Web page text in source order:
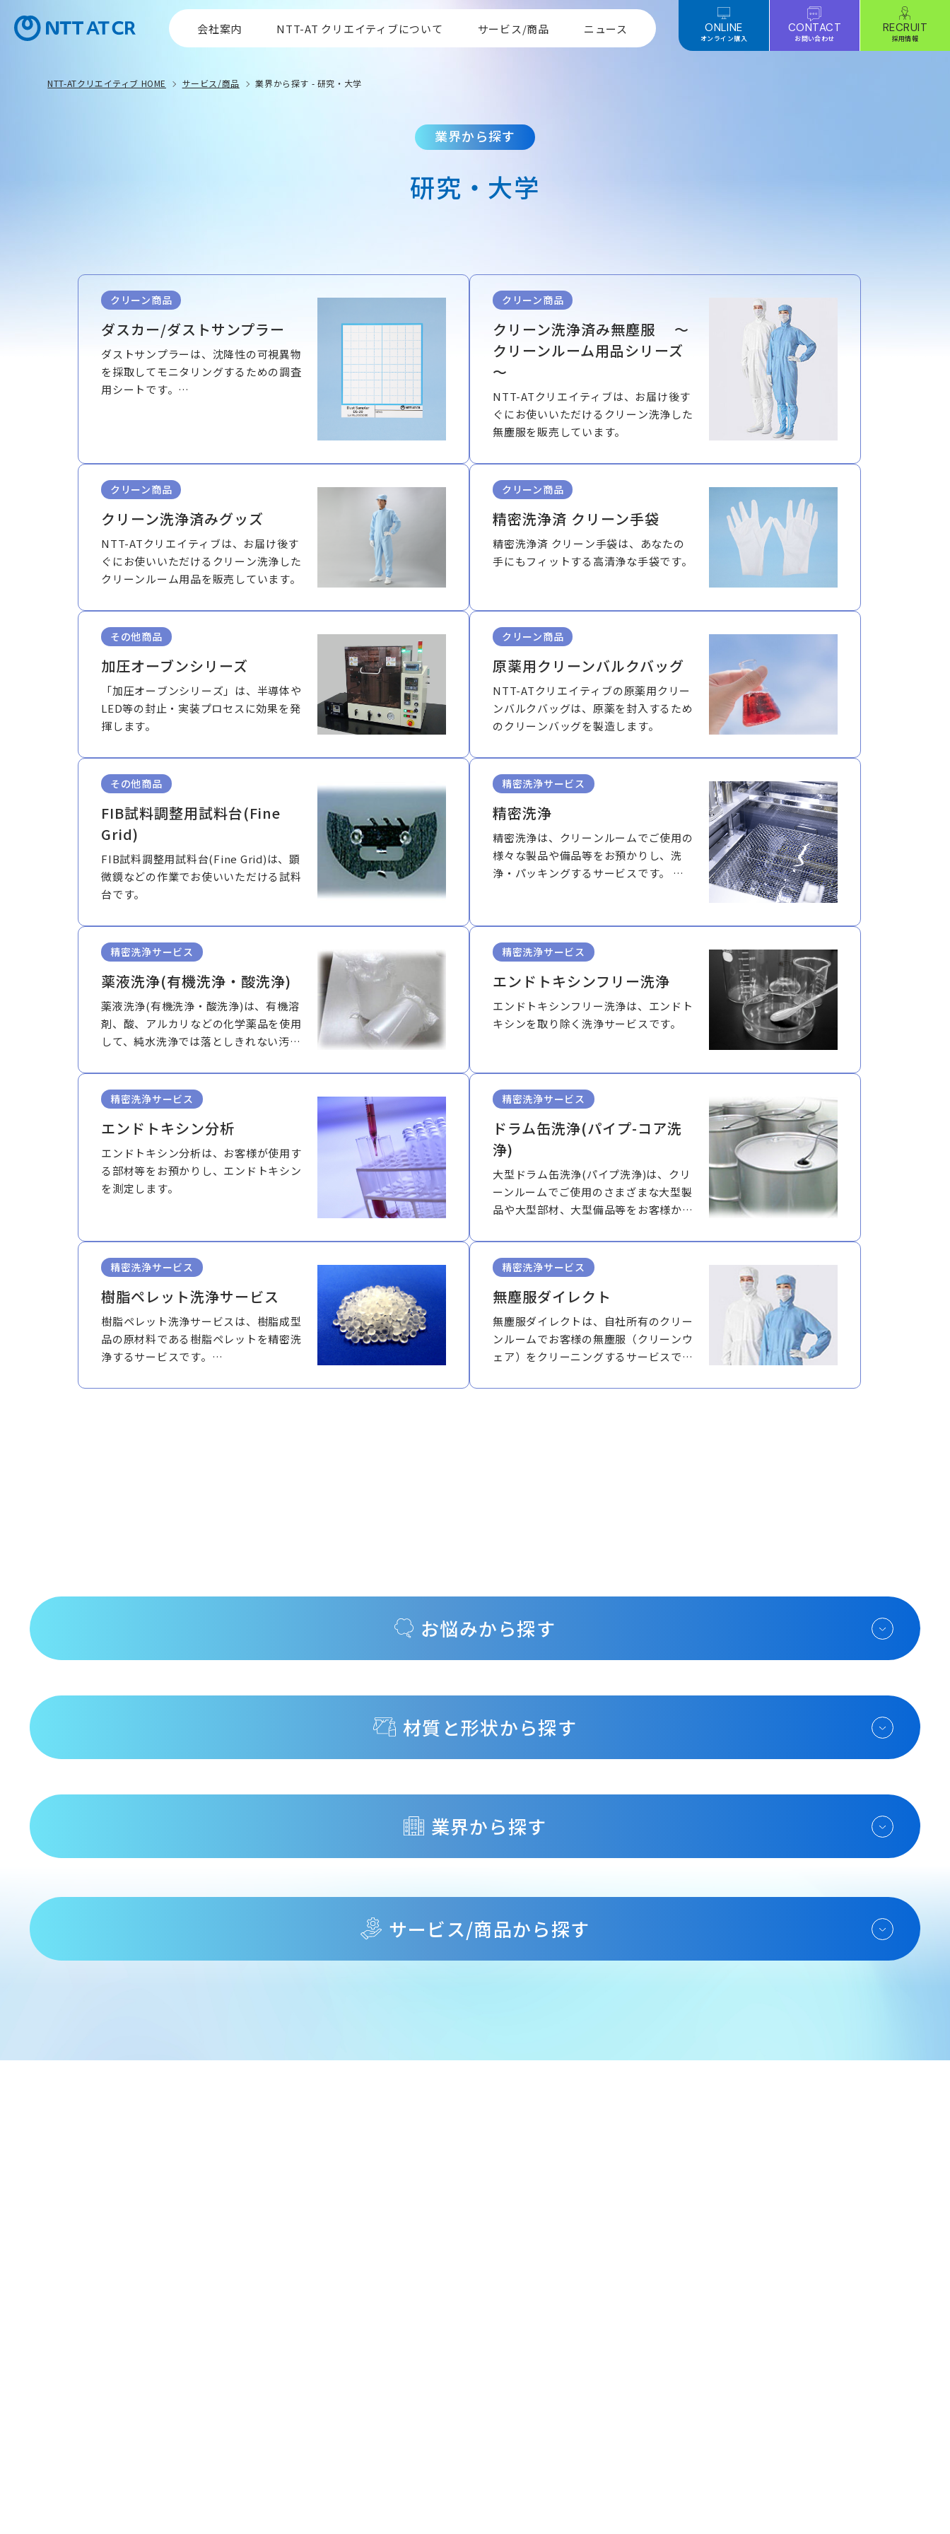
会社案内 NTT-AT クリエイティブについて サービス/商品 ニュース ONLINE
オンライン購入
CONTACT
お問い合わせ
RECRUIT
採用情報
NTT-ATクリエイティブ HOME サービス/商品 業界から探す - 研究・大学
業界から探す
研究・大学
クリーン商品
ダスカー/ダストサンプラー
ダストサンプラーは、沈降性の可視異物
を採取してモニタリングするための調査
用シートです。
※1 形状別の計数は、ダスカー50のみの
仕様です。
クリーン商品
クリーン洗浄済み無塵服 ～
クリーンルーム用品シリーズ
～
NTT-ATクリエイティブは、お届け後す
ぐにお使いいただけるクリーン洗浄した
無塵服を販売しています。
クリーン商品
クリーン洗浄済みグッズ
NTT-ATクリエイティブは、お届け後す
ぐにお使いいただけるクリーン洗浄した
クリーンルーム用品を販売しています。
クリーン商品
精密洗浄済 クリーン手袋
精密洗浄済 クリーン手袋は、あなたの
手にもフィットする高清浄な手袋です。
その他商品
加圧オーブンシリーズ
「加圧オーブンシリーズ」は、半導体や
LED等の封止・実装プロセスに効果を発
揮します。
クリーン商品
原薬用クリーンバルクバッグ
NTT-ATクリエイティブの原薬用クリー
ンバルクバッグは、原薬を封入するため
のクリーンバッグを製造します。
その他商品
FIB試料調整用試料台(Fine
Grid)
FIB試料調整用試料台(Fine Grid)は、顕
微鏡などの作業でお使いいただける試料
台です。
精密洗浄サービス
精密洗浄
精密洗浄は、クリーンルームでご使用の
様々な製品や備品等をお預かりし、洗
浄・パッキングするサービスです。 ま
精密洗浄サービス
薬液洗浄(有機洗浄・酸洗浄)
薬液洗浄(有機洗浄・酸洗浄)は、有機溶
剤、酸、アルカリなどの化学薬品を使用
して、純水洗浄では落としきれない汚れ
精密洗浄サービス
エンドトキシンフリー洗浄
エンドトキシンフリー洗浄は、エンドト
キシンを取り除く洗浄サービスです。
精密洗浄サービス
エンドトキシン分析
エンドトキシン分析は、お客様が使用す
る部材等をお預かりし、エンドトキシン
を測定します。
精密洗浄サービス
ドラム缶洗浄(パイプ-コア洗
浄)
大型ドラム缶洗浄(パイプ洗浄)は、クリ
ーンルームでご使用のさまざまな大型製
品や大型部材、大型備品等をお客様から
す。
精密洗浄サービス
樹脂ペレット洗浄サービス
樹脂ペレット洗浄サービスは、樹脂成型
品の原材料である樹脂ペレットを精密洗
浄するサービスです。
ます。
精密洗浄サービス
無塵服ダイレクト
無塵服ダイレクトは、自社所有のクリー
ンルームでお客様の無塵服（クリーンウ
ェア）をクリーニングするサービスで
お悩みから探す
材質と形状から探す
業界から探す
サービス/商品から探す